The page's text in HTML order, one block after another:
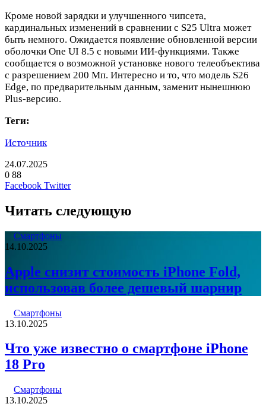
Кроме новой зарядки и улучшенного чипсета,
кардинальных изменений в сравнении с S25 Ultra может
быть немного. Ожидается появление обновленной версии
оболочки One UI 8.5 с новыми ИИ-функциями. Также
сообщается о возможной установке нового телеобъектива
с разрешением 200 Мп. Интересно и то, что модель S26
Edge, по предварительным данным, заменит нынешнюю
Plus-версию.
Теги:
Источник
24.07.2025
0 88
Facebook TwitterLinkedIn
Pinterest
Вконтакте
Одноклассники
Skype
WhatsApp
Telegram
Viber
Читать следующую
Смартфоны
14.10.2025
Apple снизит стоимость iPhone Fold,
использовав более дешевый шарнир
Смартфоны
13.10.2025
Что уже известно о смартфоне iPhone
18 Pro
Смартфоны
13.10.2025